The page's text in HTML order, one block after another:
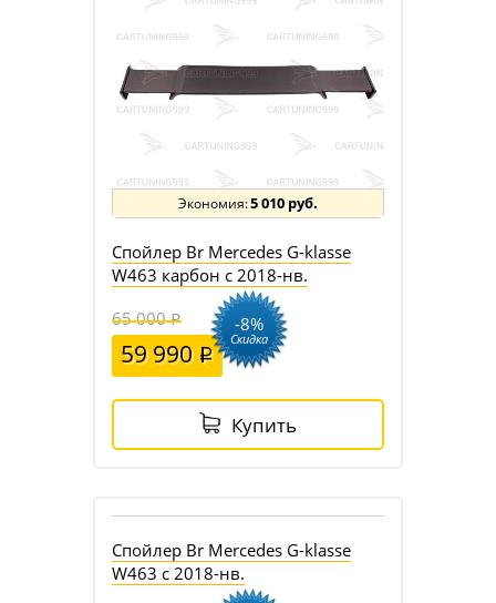
5 010 руб.
Спойлер Br Mercedes G-klasse
W463 карбон с 2018-нв.
65 000
59 990
-8%
Скидка
Купить
Спойлер Br Mercedes G-klasse
W463 с 2018-нв.